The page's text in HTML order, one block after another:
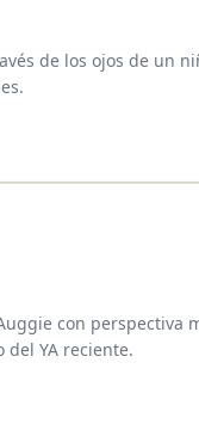
de los ojos de un
con
del YA reciente.